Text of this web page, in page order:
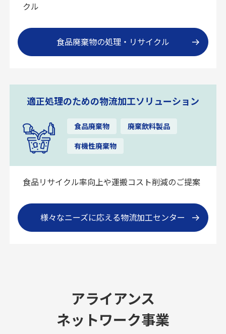
クル
食品廃棄物の処理・リサイクル
適正処理のための物流加工ソリューション
食品廃棄物 廃棄飲料製品
有機性廃棄物
食品リサイクル率向上や運搬コスト削減のご提案
様々なニーズに応える物流加工センター
アライアンス
ネットワーク事業